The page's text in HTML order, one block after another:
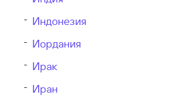
Индонезия
Иордания
Ирак
Иран